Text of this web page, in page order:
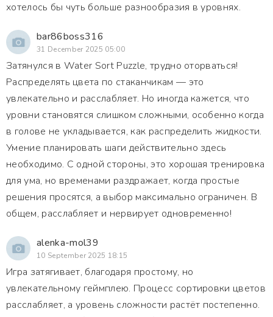
хотелось бы чуть больше разнообразия в уровнях.
bar86boss316
31 December 2025 05:00
Затянулся в Water Sort Puzzle, трудно оторваться!
Распределять цвета по стаканчикам — это
увлекательно и расслабляет. Но иногда кажется, что
уровни становятся слишком сложными, особенно когда
в голове не укладывается, как распределить жидкости.
Умение планировать шаги действительно здесь
необходимо. С одной стороны, это хорошая тренировка
для ума, но временами раздражает, когда простые
решения просятся, а выбор максимально ограничен. В
общем, расслабляет и нервирует одновременно!
alenka-mol39
10 September 2025 18:15
Игра затягивает, благодаря простому, но
увлекательному геймплею. Процесс сортировки цветов
расслабляет, а уровень сложности растёт постепенно.